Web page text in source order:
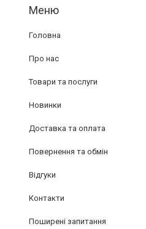
Головна
Про нас
Товари та послуги
Новинки
Доставка та оплата
Повернення та обмін
Відгуки
Контакти
Поширені запитання